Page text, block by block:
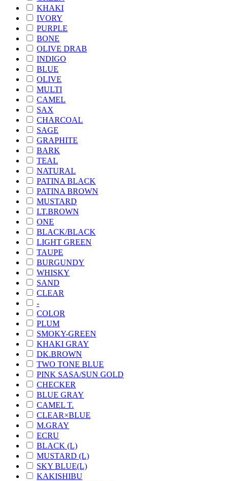
KHAKI
IVORY
PURPLE
BONE
OLIVE DRAB
INDIGO
BLUE
OLIVE
MULTI
CAMEL
SAX
CHARCOAL
SAGE
GRAPHITE
BARK
TEAL
NATURAL
PATINA BLACK
PATINA BROWN
MUSTARD
LT.BROWN
ONE
BLACK/BLACK
LIGHT GREEN
TAUPE
BURGUNDY
WHISKY
SAND
CLEAR
-
COLOR
PLUM
SMOKY-GREEN
KHAKI GRAY
DK.BROWN
TWO TONE BLUE
PINK SASA/SUN GOLD
CHECKER
BLUE GRAY
CAMEL T.
CLEAR×BLUE
M.GRAY
ECRU
BLACK (L)
MUSTARD (L)
SKY BLUE(L)
KAKISHIBU